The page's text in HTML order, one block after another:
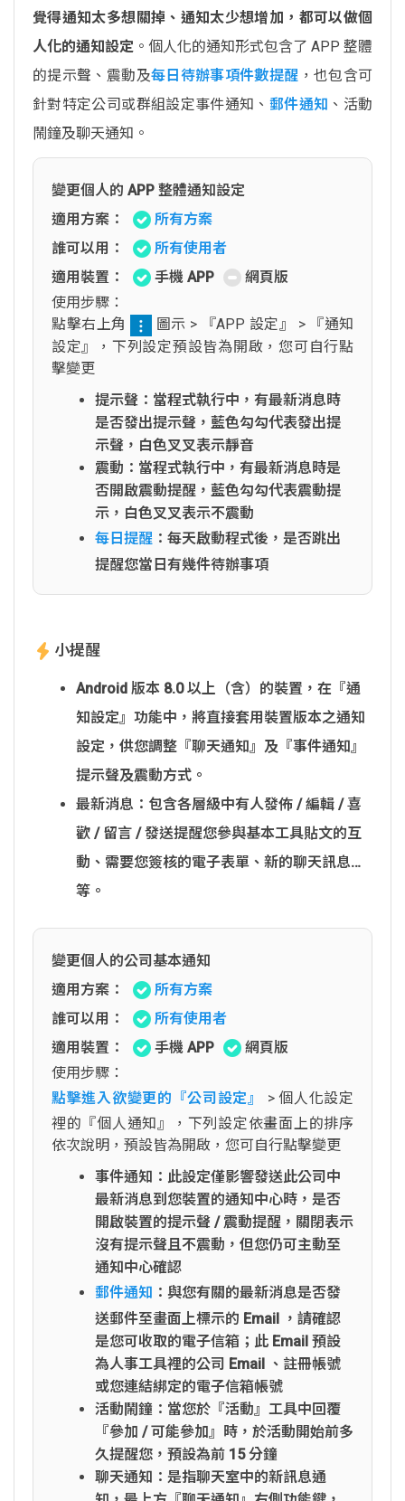
覺得通知太多想關掉、通知太少想增加，都可以做個
人化的通知設定 。個人化的通知形式包含了 APP 整體
的提示聲、震動及每日待辦事項件數提醒 ，也包含可
針對特定公司或群組設定事件通知、 郵件通知 、活動
鬧鐘及聊天通知。
變更個人的 APP 整體通知設定
適用方案：
所有方案
誰可以用：
所有使用者
適用裝置：
手機 APP
網頁版
使用步驟：
點擊右上角
圖示 > 『APP 設定』 > 『通知
設定』，下列設定預設皆為開啟，您可自行點
擊變更
提示聲：當程式執行中，有最新消息時
是否發出提示聲，藍色勾勾代表發出提
示聲，白色叉叉表示靜音
震動：當程式執行中，有最新消息時是
否開啟震動提醒，藍色勾勾代表震動提
示，白色叉叉表示不震動
每日提醒 ：每天啟動程式後，是否跳出
提醒您當日有幾件待辦事項
小提醒
Android 版本 8.0 以上（含）的裝置，在『通
知設定』功能中，將直接套用裝置版本之通知
設定，供您調整『聊天通知』及『事件通知』
提示聲及震動方式。
最新消息：包含各層級中有人發佈 / 編輯 / 喜
歡 / 留言 / 發送提醒您參與基本工具貼文的互
動、需要您簽核的電子表單、新的聊天訊息…
等。
變更個人的公司基本通知
適用方案：
所有方案
誰可以用：
所有使用者
適用裝置：
手機 APP
網頁版
使用步驟：
點擊進入欲變更的『公司設定』
> 個人化設定
裡的『個人通知』，下列設定依畫面上的排序
依次說明，預設皆為開啟，您可自行點擊變更
事件通知：此設定僅影響發送此公司中
最新消息到您裝置的通知中心時，是否
開啟裝置的提示聲 / 震動提醒，關閉表示
沒有提示聲且不震動，但您仍可主動至
通知中心確認
郵件通知 ：與您有關的最新消息是否發
送郵件至畫面上標示的 Email ，請確認
是您可收取的電子信箱；此 Email 預設
為人事工具裡的公司 Email 、註冊帳號
或您連結綁定的電子信箱帳號
活動鬧鐘：當您於『活動』工具中回覆
『參加 / 可能參加』時，於活動開始前多
久提醒您，預設為前 15 分鐘
聊天通知：是指聊天室中的新訊息通